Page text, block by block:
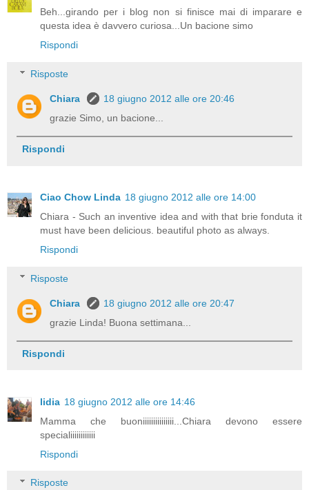
Beh...girando per i blog non si finisce mai di imparare e
questa idea è davvero curiosa...Un bacione simo
Rispondi
Risposte
Chiara
18 giugno 2012 alle ore 20:46
grazie Simo, un bacione...
Rispondi
Ciao Chow Linda 18 giugno 2012 alle ore 14:00
Chiara - Such an inventive idea and with that brie fonduta it
must have been delicious. beautiful photo as always.
Rispondi
Risposte
Chiara
18 giugno 2012 alle ore 20:47
grazie Linda! Buona settimana...
Rispondi
lidia 18 giugno 2012 alle ore 14:46
Mamma che buoniiiiiiiiiiiiiii...Chiara devono essere
specialiiiiiiiiiiii
Rispondi
Risposte